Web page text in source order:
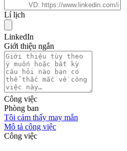
Lí lịch
LinkedIn
Giới thiệu ngắn
Công việc
Phòng ban
Tôi cảm thấy may mắn
Mô tả công việc
Công việc